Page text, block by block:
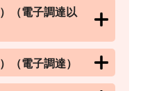
（電子調達以
（電子調達）